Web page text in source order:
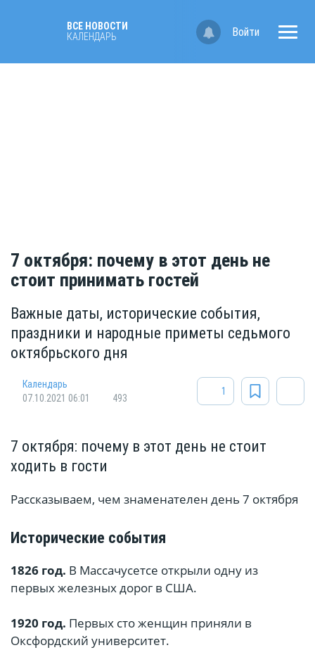
ВСЕ НОВОСТИ
КАЛЕНДАРЬ
Войти
7 октября: почему в этот день не
стоит принимать гостей
Важные даты, исторические события,
праздники и народные приметы седьмого
октябрьского дня
Календарь
07.10.2021 06:01
493
1
7 октября: почему в этот день не стоит
ходить в гости
Рассказываем, чем знаменателен день 7 октября
Исторические события
1826 год. В Массачусетсе открыли одну из
первых железных дорог в США.
1920 год. Первых сто женщин приняли в
Оксфордский университет.